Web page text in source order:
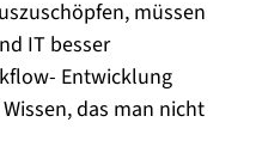
müssen
IT besser
Entwicklung
das man nicht